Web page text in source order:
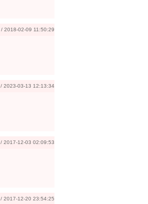
/ 2018-02-09 11:50:29
/ 2023-03-13 12:13:34
/ 2017-12-03 02:09:53
/ 2017-12-20 23:54:25